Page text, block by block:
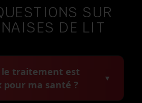
SUR
DE LIT
le traitement est
pour ma santé ?
▼